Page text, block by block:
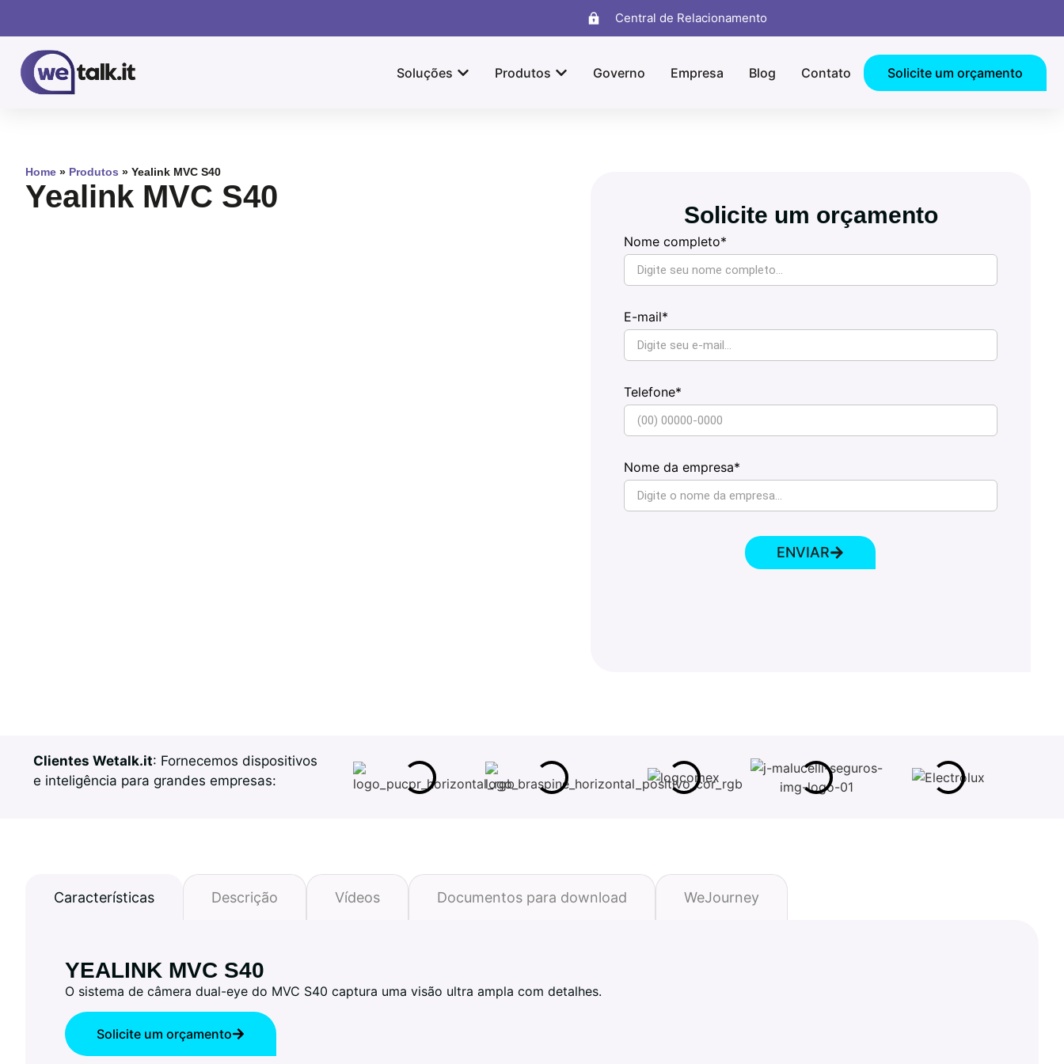
Central de Relacionamento
Soluções Produtos Governo Empresa Blog Contato Solicite um orçamento
Home » Produtos » Yealink MVC S40
Yealink MVC S40
Solicite um orçamento
Nome completo*
E-mail*
Telefone*
Nome da empresa*
ENVIAR
Clientes Wetalk.it: Fornecemos dispositivos
e inteligência para grandes empresas:
Características Descrição Vídeos Documentos para download WeJourney
YEALINK MVC S40
O sistema de câmera dual-eye do MVC S40 captura uma visão ultra ampla com detalhes.
Solicite um orçamento